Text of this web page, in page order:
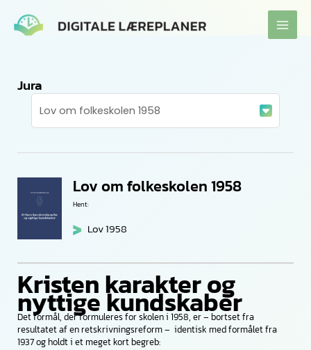
Jura
Lov om folkeskolen 1958
Hent:
Lov 1958
Kristen karakter og
nyttige kundskaber
Det formål, der formuleres for skolen i 1958, er – bortset fra
resultatet af en retskrivningsreform – identisk med formålet fra
1937 og holdt i et meget kort begreb: